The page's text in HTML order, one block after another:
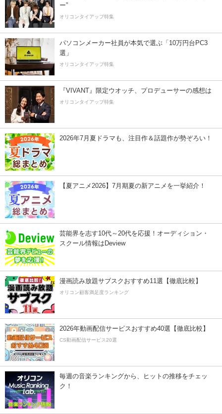
ー”
オリコンタイアップ特集
パソコンメーカー社員が本気で選ぶ「10万円台PC3
選」
オリコンタイアップ特集
『VIVANT』限定ウオッチ、プロデューサーの感想は
オリコンタイアップ特集
2026年7月夏ドラマも、注目作＆話題作が勢ぞろい！
【夏アニメ2026】7月期夏の新アニメを一挙紹介！
芸能界を志す10代～20代を応援！オーディション・
スクール情報はDeview
漫画読み放題サブスクおすすめ11選【徹底比較】
オリコン顧客満足度ランキング
2026年動画配信サービスおすすめ40選【徹底比較】
CS動画配信サービス20選
毎週の音楽ランキングから、ヒットの推移をチェッ
ク！